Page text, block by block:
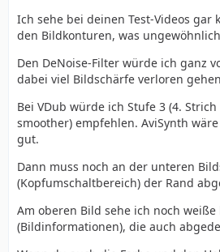
Ich sehe bei deinen Test-Videos gar
den Bildkonturen, was
Den DeNoise-Filter würde ich ganz
dabei viel Bildschärfe verloren
Bei VDub würde ich Stufe 3 (4.
smoother) empfehlen. AviSynth
gut.
Dann muss noch an der unteren
(Kopfumschaltbereich) der Rand
Am oberen Bild sehe ich noch
(Bildinformationen), die auch